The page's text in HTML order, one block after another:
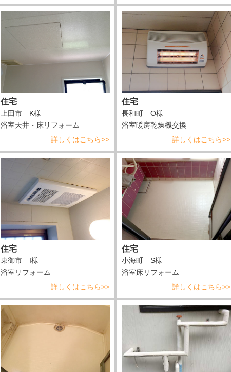
住宅
上田市 K様
浴室天井・床リフォーム
詳しくはこちら>>
住宅
長和町 O様
浴室暖房乾燥機交換
詳しくはこちら>>
住宅
東御市 I様
浴室リフォーム
詳しくはこちら>>
住宅
小海町 S様
浴室床リフォーム
詳しくはこちら>>